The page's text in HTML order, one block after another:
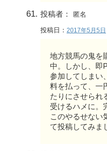
投稿者： 匿名
投稿日： 2017年5月5日
地方競馬の鬼を
中。しかし、即
参加してしまい
料を払って、一
たりにさせられ
受けるハメに。
このやるせない
て投稿してみま